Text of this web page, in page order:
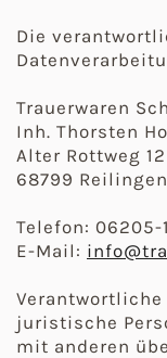
Die
Trauerwaren
Inh. Thorsten
Alter Rottweg 12
68799 Reilingen
Telefon: 06205-
E-Mail:
juristische
mit anderen